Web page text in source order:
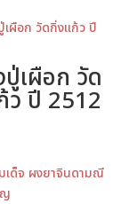
เผือก วัด
ว ปี 2512